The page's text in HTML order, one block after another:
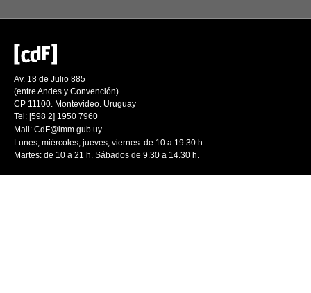
Av. 18 de Julio 885
(entre Andes y Convención)
CP 11100. Montevideo. Uruguay
Tel: [598 2] 1950 7960
Mail: CdF@imm.gub.uy
Lunes, miércoles, jueves, viernes: de 10 a 19.30 h.
Martes: de 10 a 21 h. Sábados de 9.30 a 14.30 h.